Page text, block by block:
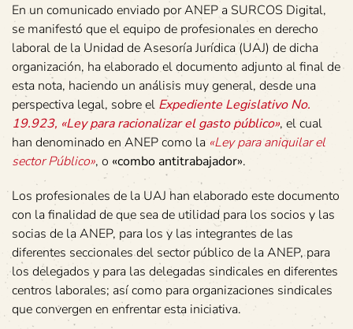
En un comunicado enviado por ANEP a SURCOS Digital,
se manifestó que el equipo de profesionales en derecho
laboral de la Unidad de Asesoría Jurídica (UAJ) de dicha
organización, ha elaborado el documento adjunto al final de
esta nota, haciendo un análisis muy general, desde una
perspectiva legal, sobre el Expediente Legislativo No.
19.923, «Ley para racionalizar el gasto público», el cual
han denominado en ANEP como la «Ley para aniquilar el
sector Público», o «combo antitrabajador».
Los profesionales de la UAJ han elaborado este documento
con la finalidad de que sea de utilidad para los socios y las
socias de la ANEP, para los y las integrantes de las
diferentes seccionales del sector público de la ANEP, para
los delegados y para las delegadas sindicales en diferentes
centros laborales; así como para organizaciones sindicales
que convergen en enfrentar esta iniciativa.